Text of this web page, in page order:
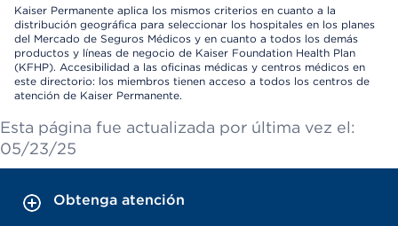
Kaiser Permanente aplica los mismos criterios en cuanto a la
distribución geográfica para seleccionar los hospitales en los planes
del Mercado de Seguros Médicos y en cuanto a todos los demás
productos y líneas de negocio de Kaiser Foundation Health Plan
(KFHP). Accesibilidad a las oficinas médicas y centros médicos en
este directorio: los miembros tienen acceso a todos los centros de
atención de Kaiser Permanente.
Esta página fue actualizada por última vez el:
05/23/25
Obtenga atención